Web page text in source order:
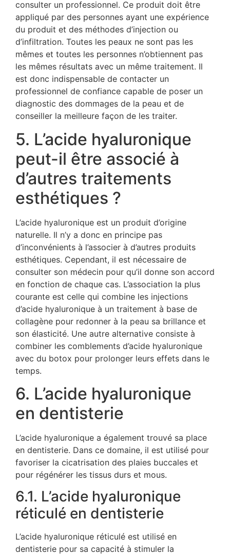
consulter un professionnel. Ce produit doit être
appliqué par des personnes ayant une expérience
du produit et des méthodes d’injection ou
d’infiltration. Toutes les peaux ne sont pas les
mêmes et toutes les personnes n’obtiennent pas
les mêmes résultats avec un même traitement. Il
est donc indispensable de contacter un
professionnel de confiance capable de poser un
diagnostic des dommages de la peau et de
conseiller la meilleure façon de les traiter.
5. L’acide hyaluronique
peut-il être associé à
d’autres traitements
esthétiques ?
L’acide hyaluronique est un produit d’origine
naturelle. Il n’y a donc en principe pas
d’inconvénients à l’associer à d’autres produits
esthétiques. Cependant, il est nécessaire de
consulter son médecin pour qu’il donne son accord
en fonction de chaque cas. L’association la plus
courante est celle qui combine les injections
d’acide hyaluronique à un traitement à base de
collagène pour redonner à la peau sa brillance et
son élasticité. Une autre alternative consiste à
combiner les comblements d’acide hyaluronique
avec du botox pour prolonger leurs effets dans le
temps.
6. L’acide hyaluronique
en dentisterie
L’acide hyaluronique a également trouvé sa place
en dentisterie. Dans ce domaine, il est utilisé pour
favoriser la cicatrisation des plaies buccales et
pour régénérer les tissus durs et mous.
6.1. L’acide hyaluronique
réticulé en dentisterie
L’acide hyaluronique réticulé est utilisé en
dentisterie pour sa capacité à stimuler la